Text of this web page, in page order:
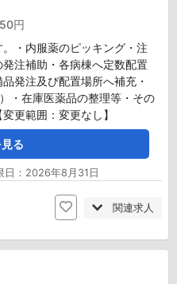
円
・内服薬のピッキング・注
注補助・各病棟へ定数配置
発注及び配置場所へ補充・
・在庫医薬品の整理等・その
更範囲：変更なし】
る
：2026年8月31日
関連求人